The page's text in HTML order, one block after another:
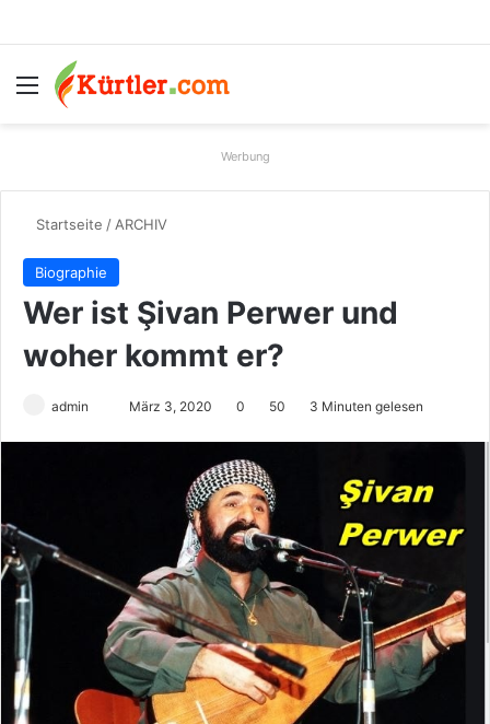
Menü
Werbung
Startseite / ARCHIV
Biographie
Wer ist Şivan Perwer und
woher kommt er?
admin
n
e
März 3, 2020 0 50 3 Minuten gelesen